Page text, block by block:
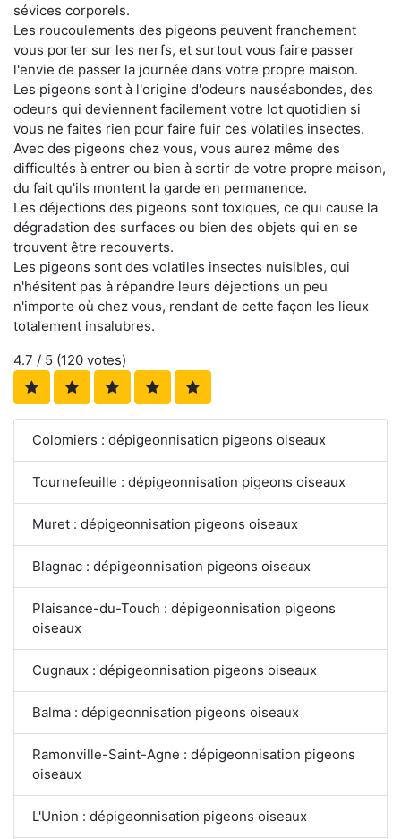
sévices corporels.
Les roucoulements des pigeons peuvent franchement
vous porter sur les nerfs, et surtout vous faire passer
l'envie de passer la journée dans votre propre maison.
Les pigeons sont à l'origine d'odeurs nauséabondes, des
odeurs qui deviennent facilement votre lot quotidien si
vous ne faites rien pour faire fuir ces volatiles insectes.
Avec des pigeons chez vous, vous aurez même des
difficultés à entrer ou bien à sortir de votre propre maison,
du fait qu'ils montent la garde en permanence.
Les déjections des pigeons sont toxiques, ce qui cause la
dégradation des surfaces ou bien des objets qui en se
trouvent être recouverts.
Les pigeons sont des volatiles insectes nuisibles, qui
n'hésitent pas à répandre leurs déjections un peu
n'importe où chez vous, rendant de cette façon les lieux
totalement insalubres.
4.7 / 5 (120 votes)
Colomiers : dépigeonnisation pigeons oiseaux
Tournefeuille : dépigeonnisation pigeons oiseaux
Muret : dépigeonnisation pigeons oiseaux
Blagnac : dépigeonnisation pigeons oiseaux
Plaisance-du-Touch : dépigeonnisation pigeons
oiseaux
Cugnaux : dépigeonnisation pigeons oiseaux
Balma : dépigeonnisation pigeons oiseaux
Ramonville-Saint-Agne : dépigeonnisation pigeons
oiseaux
L'Union : dépigeonnisation pigeons oiseaux